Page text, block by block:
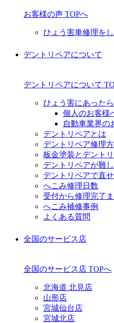
お客様の声 TOPへ
ひょう害車修理を
デントリペアについて
デントリペアについて
ひょう害にあったら
個人のお客様
自動車業界の
デントリペアとは
デントリペア修理
板金塗装とデント
デントリペアが難
デントリペアで直
へこみ修理日数
受付から修理完了
へこみ補修事例
よくある質問
全国のサービス店
全国のサービス店 TOPへ
北海道 北見店
山形店
宮城仙台店
宮城北店